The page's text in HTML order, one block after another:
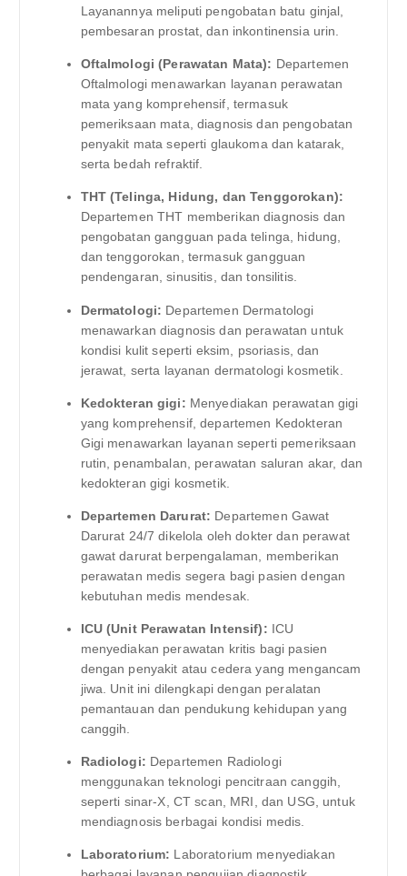
Layanannya meliputi pengobatan batu ginjal,
pembesaran prostat, dan inkontinensia urin.
Oftalmologi (Perawatan Mata): Departemen
Oftalmologi menawarkan layanan perawatan
mata yang komprehensif, termasuk
pemeriksaan mata, diagnosis dan pengobatan
penyakit mata seperti glaukoma dan katarak,
serta bedah refraktif.
THT (Telinga, Hidung, dan Tenggorokan):
Departemen THT memberikan diagnosis dan
pengobatan gangguan pada telinga, hidung,
dan tenggorokan, termasuk gangguan
pendengaran, sinusitis, dan tonsilitis.
Dermatologi: Departemen Dermatologi
menawarkan diagnosis dan perawatan untuk
kondisi kulit seperti eksim, psoriasis, dan
jerawat, serta layanan dermatologi kosmetik.
Kedokteran gigi: Menyediakan perawatan gigi
yang komprehensif, departemen Kedokteran
Gigi menawarkan layanan seperti pemeriksaan
rutin, penambalan, perawatan saluran akar, dan
kedokteran gigi kosmetik.
Departemen Darurat: Departemen Gawat
Darurat 24/7 dikelola oleh dokter dan perawat
gawat darurat berpengalaman, memberikan
perawatan medis segera bagi pasien dengan
kebutuhan medis mendesak.
ICU (Unit Perawatan Intensif): ICU
menyediakan perawatan kritis bagi pasien
dengan penyakit atau cedera yang mengancam
jiwa. Unit ini dilengkapi dengan peralatan
pemantauan dan pendukung kehidupan yang
canggih.
Radiologi: Departemen Radiologi
menggunakan teknologi pencitraan canggih,
seperti sinar-X, CT scan, MRI, dan USG, untuk
mendiagnosis berbagai kondisi medis.
Laboratorium: Laboratorium menyediakan